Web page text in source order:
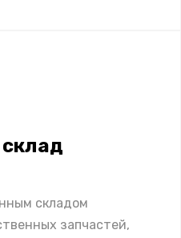
складом
запчастей,